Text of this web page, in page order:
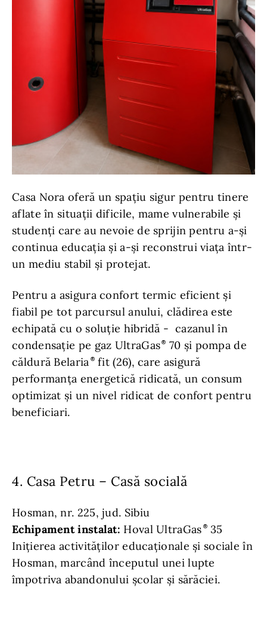
Casa Nora oferă un spațiu sigur pentru tinere
aflate în situații dificile, mame vulnerabile și
studenți care au nevoie de sprijin pentru a-și
continua educația și a-și reconstrui viața într-
un mediu stabil și protejat.
Pentru a asigura confort termic eficient și
fiabil pe tot parcursul anului, clădirea este
echipată cu o soluție hibridă - cazanul în
condensație pe gaz UltraGas
70 și pompa de
căldură Belaria fit (26), care asigură
performanța energetică ridicată, un consum
optimizat și un nivel ridicat de confort pentru
beneficiari.
4. Casa Petru – Casă socială
Hosman, nr. 225, jud. Sibiu
Echipament instalat: Hoval UltraGas 35
Inițierea activităților educaționale și sociale în
Hosman, marcând începutul unei lupte
împotriva abandonului școlar și sărăciei.